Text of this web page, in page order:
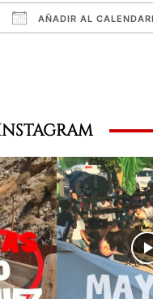
AÑADIR AL